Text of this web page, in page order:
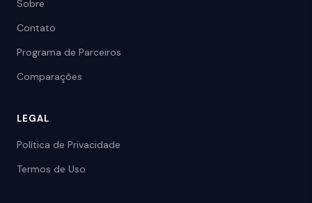
Sobre
Contato
Programa de Parceiros
Comparações
LEGAL
Política de Privacidade
Termos de Uso